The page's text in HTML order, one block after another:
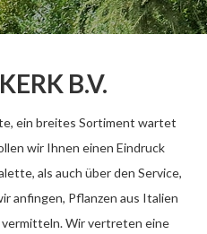
B.V.
ein breites Sortiment wartet
wir Ihnen einen Eindruck
als auch über den Service,
anfingen, Pflanzen aus Italien
vermitteln. Wir vertreten eine